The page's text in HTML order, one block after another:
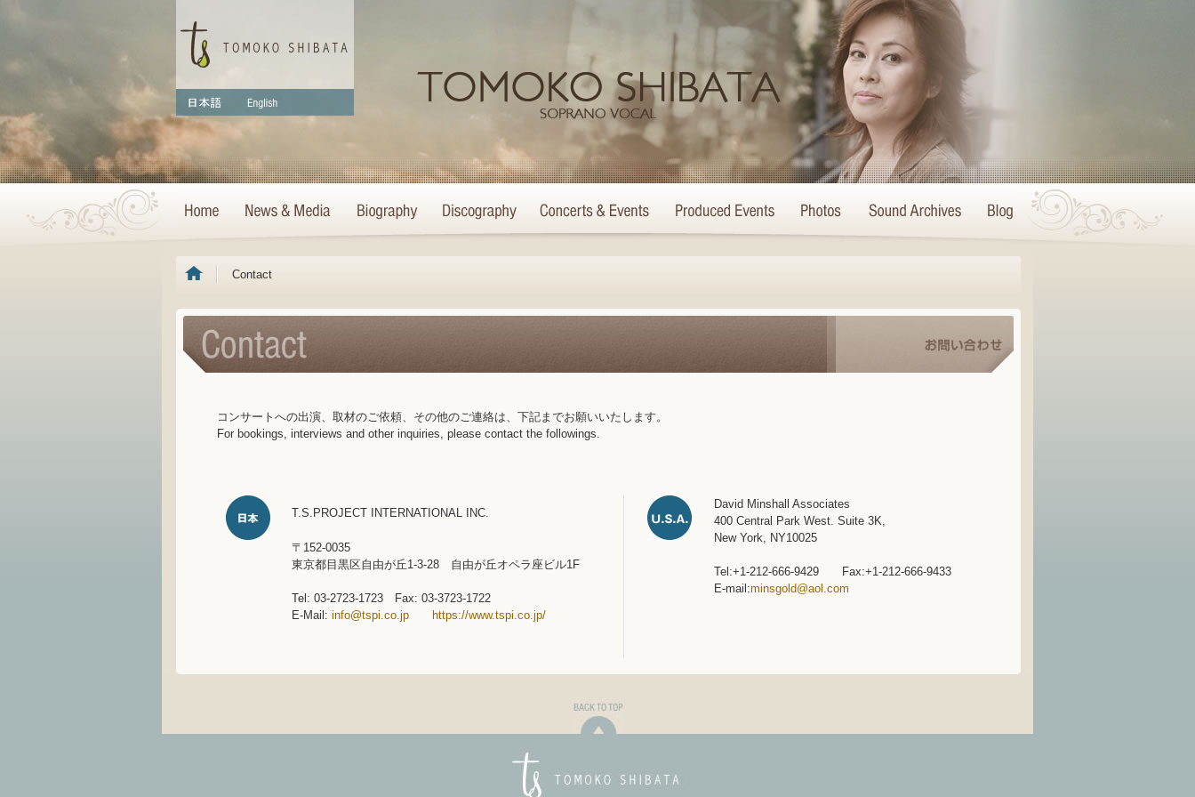
Contact
コンサートへの出演、取材のご依頼、その他のご連絡は、下記までお願いいたします。
For bookings, interviews and other inquiries, please contact the followings.
T.S.PROJECT INTERNATIONAL INC.
〒152-0035
東京都目黒区自由が丘1-3-28 自由が丘オペラ座ビル1F
Tel: 03-2723-1723 Fax: 03-3723-1722
E-Mail: info@tspi.co.jp https://www.tspi.co.jp/
David Minshall Associates
400 Central Park West. Suite 3K,
New York, NY10025
Tel:+1-212-666-9429 Fax:+1-212-666-9433
E-mail:minsgold@aol.com